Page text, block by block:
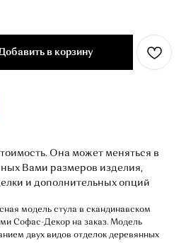
в корзину
Она может меняться в
Вами размеров изделия,
и дополнительных опций
модель стула в скандинавском
Софас-Декор на заказ. Модель
двух видов отделок деревянных